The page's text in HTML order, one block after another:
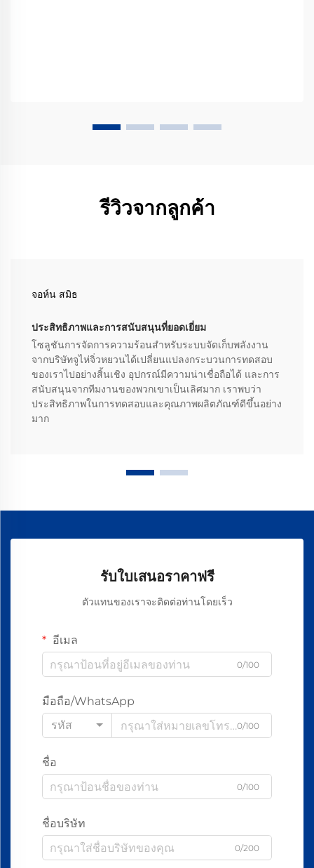
รีวิวจากลูกค้า
จอห์น สมิธ
ประสิทธิภาพและการสนับสนุนที่ยอดเยี่ยม
โซลูชันการจัดการความร้อนสำหรับระบบจัดเก็บพลังงาน
จากบริษัทจูไห่จิ่วหยวนได้เปลี่ยนแปลงกระบวนการทดสอบ
ของเราไปอย่างสิ้นเชิง อุปกรณ์มีความน่าเชื่อถือได้ และการ
สนับสนุนจากทีมงานของพวกเขาเป็นเลิศมาก เราพบว่า
ประสิทธิภาพในการทดสอบและคุณภาพผลิตภัณฑ์ดีขึ้นอย่าง
มาก
รับใบเสนอราคาฟรี
ตัวแทนของเราจะติดต่อท่านโดยเร็ว
อีเมล
0/100
มือถือ/WhatsApp
รหัส
0/100
ชื่อ
0/100
ชื่อบริษัท
0/200